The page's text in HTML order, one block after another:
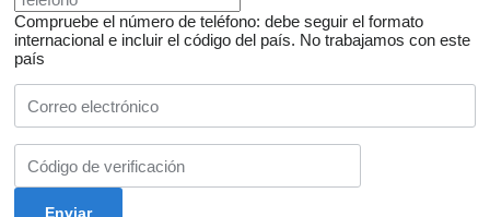
Compruebe el número de teléfono: debe seguir el formato
internacional e incluir el código del país. No trabajamos con este
país